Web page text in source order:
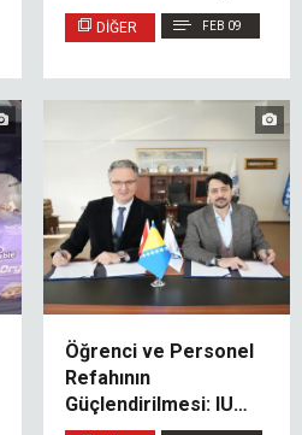
IUS Lobi ve Balkonları
Yeşillendi
DIĞER FEB 09
Öğrenci ve Personel
Refahının
Güçlendirilmesi: IUS,